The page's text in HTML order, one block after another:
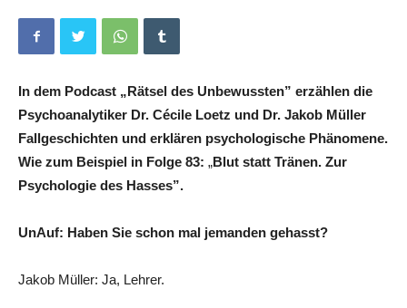
In dem Podcast „Rätsel des Unbewussten” erzählen die
Psychoanalytiker Dr. Cécile Loetz und Dr. Jakob Müller
Fallgeschichten und erklären psychologische Phänomene.
Wie zum Beispiel in Folge 83: „Blut statt Tränen. Zur
Psychologie des Hasses”.
UnAuf: Haben Sie schon mal jemanden gehasst?
Jakob Müller: Ja, Lehrer.